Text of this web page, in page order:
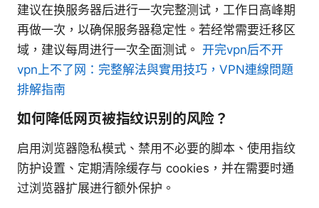
建议在换服务器后进行一次完整测试，工作日高峰期
再做一次，以确保服务器稳定性。若经常需要迁移区
域，建议每周进行一次全面测试。 开完vpn后不开
vpn上不了网：完整解法與實用技巧，VPN連線問題
排解指南
如何降低网页被指纹识别的风险？
启用浏览器隐私模式、禁用不必要的脚本、使用指纹
防护设置、定期清除缓存与 cookies，并在需要时通
过浏览器扩展进行额外保护。